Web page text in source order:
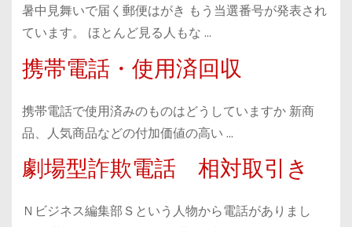
暑中見舞いで届く郵便はがき もう当選番号が発表され
ています。 ほとんど見る人もな …
携帯電話・使用済回収
携帯電話で使用済みのものはどうしていますか 新商
品、人気商品などの付加価値の高い …
劇場型詐欺電話 相対取引き
Ｎビジネス編集部Ｓという人物から電話がありまし